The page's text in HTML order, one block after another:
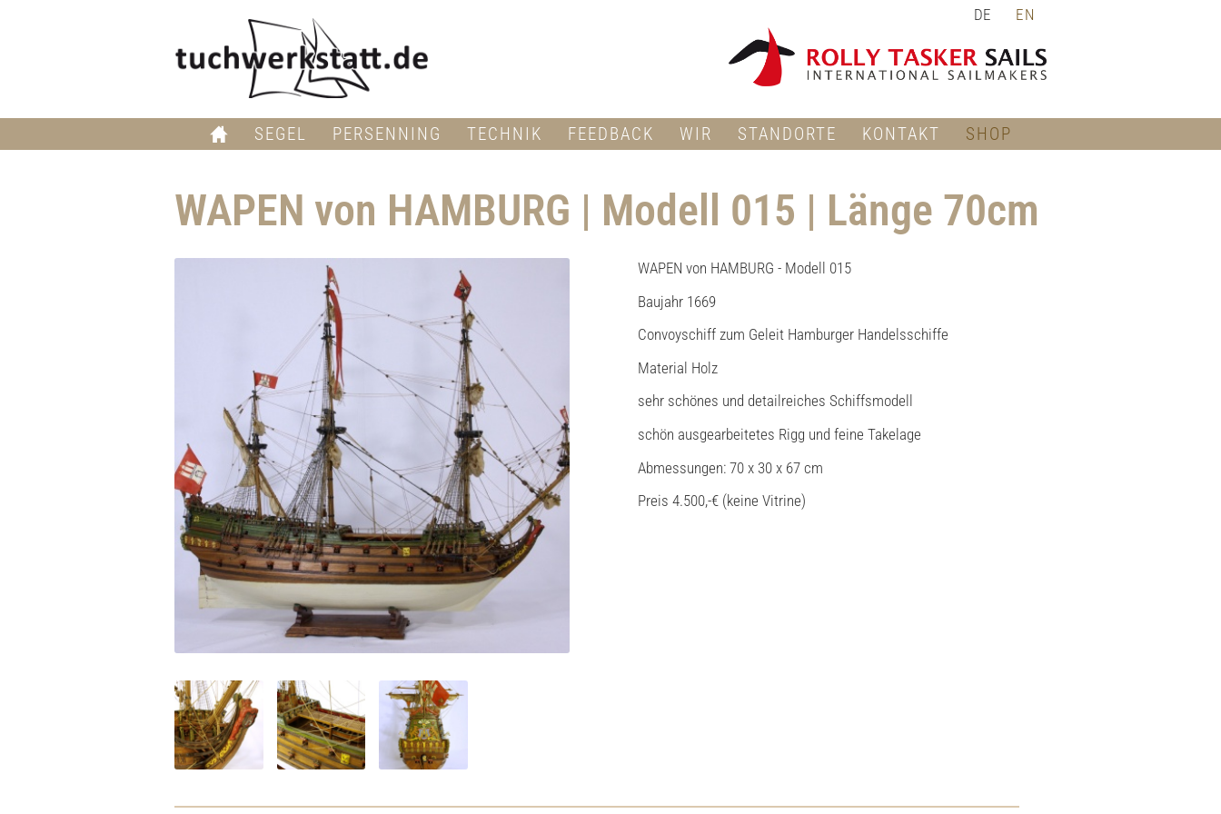
DE EN
SEGEL PERSENNING TECHNIK FEEDBACK WIR STANDORTE KONTAKT SHOP
WAPEN von HAMBURG | Modell 015 | Länge 70cm
WAPEN von HAMBURG - Modell 015
Baujahr 1669
Convoyschiff zum Geleit Hamburger Handelsschiffe
Material Holz
sehr schönes und detailreiches Schiffsmodell
schön ausgearbeitetes Rigg und feine Takelage
Abmessungen: 70 x 30 x 67 cm
Preis 4.500,-€ (keine Vitrine)